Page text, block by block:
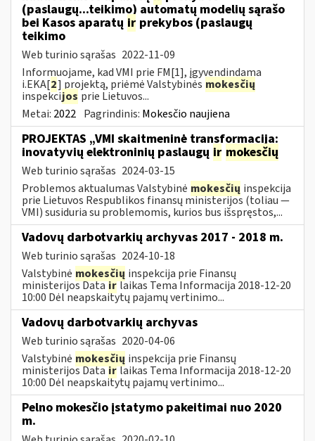
(paslaugų...teikimo) automatų modelių sąrašo
bei Kasos aparatų ir prekybos (paslaugų
teikimo
Web turinio sąrašas 2022-11-09
Informuojame, kad VMI prie FM[1], įgyvendindama
i.EKA[2] projektą, priėmė Valstybinės mokesčių
inspekcijos prie Lietuvos...
Metai: 2022 Pagrindinis: Mokesčio naujiena
PROJEKTAS „VMI skaitmeninė transformacija:
inovatyvių elektroninių paslaugų ir mokesčių
Web turinio sąrašas 2024-03-15
Problemos aktualumas Valstybinė mokesčių inspekcija
prie Lietuvos Respublikos finansų ministerijos (toliau ―
VMI) susiduria su problemomis, kurios bus išspręstos,...
Vadovų darbotvarkių archyvas 2017 - 2018 m.
Web turinio sąrašas 2024-10-18
Valstybinė mokesčių inspekcija prie Finansų
ministerijos Datairlaikas Tema Informacija 2018-12-20
10:00 Dėl neapskaitytų pajamų vertinimo...
Vadovų darbotvarkių archyvas
Web turinio sąrašas 2020-04-06
Valstybinė mokesčių inspekcija prie Finansų
ministerijos Datairlaikas Tema Informacija 2018-12-20
10:00 Dėl neapskaitytų pajamų vertinimo...
Pelno mokesčio įstatymo pakeitimai nuo 2020
m.